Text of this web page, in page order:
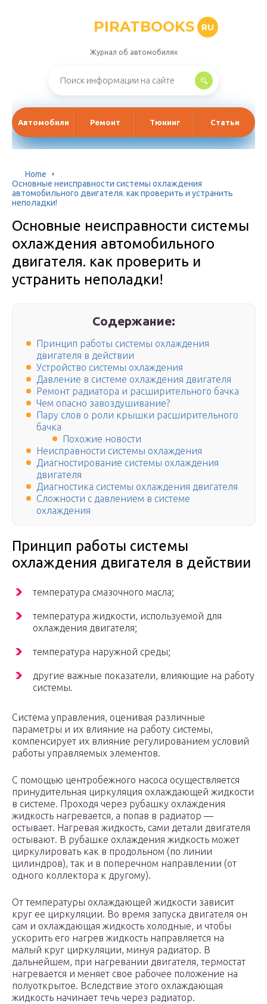
PIRATBOOKS RU
Журнал об автомобилях
Автомобили Ремонт Тюнинг Статьи
Home
Основные неисправности системы охлаждения
автомобильного двигателя. как проверить и устранить
неполадки!
Основные неисправности системы
охлаждения автомобильного
двигателя. как проверить и
устранить неполадки!
Содержание:
Принцип работы системы охлаждения
двигателя в действии
Устройство системы охлаждения
Давление в системе охлаждения двигателя
Ремонт радиатора и расширительного бачка
Чем опасно завоздушивание?
Пару слов о роли крышки расширительного
бачка
Похожие новости
Неисправности системы охлаждения
Диагностирование системы охлаждения
двигателя
Диагностика системы охлаждения двигателя
Сложности с давлением в системе
охлаждения
Принцип работы системы
охлаждения двигателя в действии
температура смазочного масла;
температура жидкости, используемой для
охлаждения двигателя;
температура наружной среды;
другие важные показатели, влияющие на работу
системы.
Система управления, оценивая различные
параметры и их влияние на работу системы,
компенсирует их влияние регулированием условий
работы управляемых элементов.
С помощью центробежного насоса осуществляется
принудительная циркуляция охлаждающей жидкости
в системе. Проходя через рубашку охлаждения
жидкость нагревается, а попав в радиатор —
остывает. Нагревая жидкость, сами детали двигателя
остывают. В рубашке охлаждения жидкость может
циркулировать как в продольном (по линии
цилиндров), так и в поперечном направлении (от
одного коллектора к другому).
От температуры охлаждающей жидкости зависит
круг ее циркуляции. Во время запуска двигателя он
сам и охлаждающая жидкость холодные, и чтобы
ускорить его нагрев жидкость направляется на
малый круг циркуляции, минуя радиатор. В
дальнейшем, при нагревании двигателя, термостат
нагревается и меняет свое рабочее положение на
полуоткрытое. Вследствие этого охлаждающая
жидкость начинает течь через радиатор.